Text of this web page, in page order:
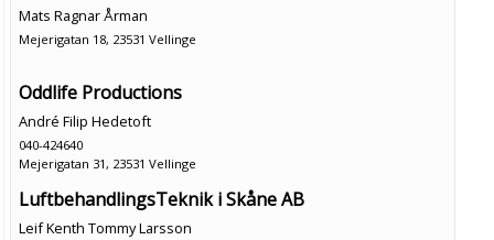
Mats Ragnar Årman
Mejerigatan 18, 23531 Vellinge
Oddlife Productions
André Filip Hedetoft
040-424640
Mejerigatan 31, 23531 Vellinge
LuftbehandlingsTeknik i Skåne AB
Leif Kenth Tommy Larsson